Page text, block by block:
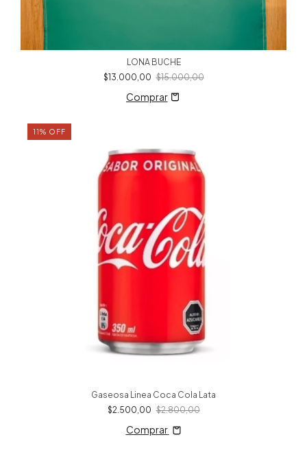
LONA BUCHE
$13.000,00 $15.000,00
11% OFF
Gaseosa Linea Coca Cola Lata
$2.500,00 $2.800,00
Comprar